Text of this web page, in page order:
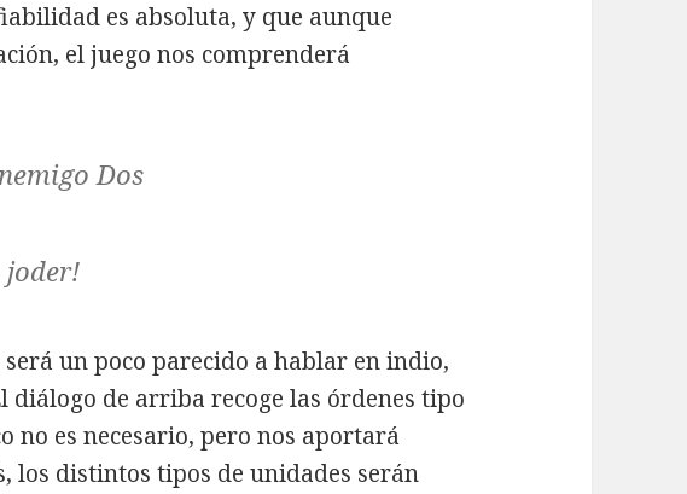
es absoluta, y que aunque
el juego nos comprenderá
Dos
joder!
será un poco parecido a hablar en indio,
diálogo de arriba recoge las órdenes tipo
no es necesario, pero nos aportará
los distintos tipos de unidades serán